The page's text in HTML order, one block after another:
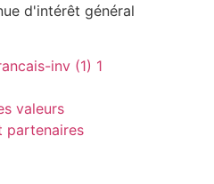
d'intérêt général
valeurs
partenaires